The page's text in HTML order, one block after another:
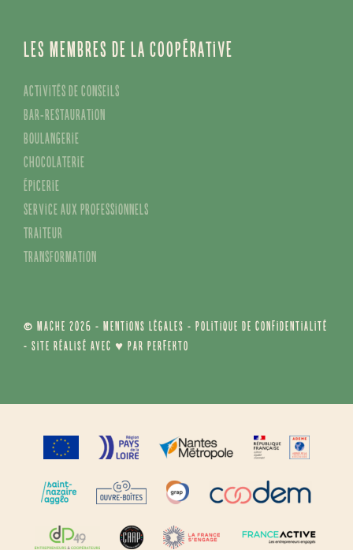
Les membres de la coopérative
Activités de conseils
Bar-restauration
Boulangerie
Chocolaterie
Épicerie
Service aux professionnels
Traiteur
Transformation
© MACHE 2026 - Mentions légales - Politique de confidentialité
- Site réalisé avec ♥ par Perfekto